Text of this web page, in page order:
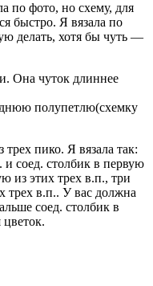
по фото, но схему, для
быстро. Я вязала по
делать, хотя бы чуть —
Она чуток длиннее
полупетлю(схемку
трех пико. Я вязала так:
и соед. столбик в первую
из этих трех в.п., три
трех в.п.. У вас должна
соед. столбик в